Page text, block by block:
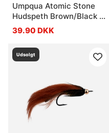
Umpqua Atomic Stone
Hudspeth Brown/Black -
#6
39.90 DKK
Udsolgt